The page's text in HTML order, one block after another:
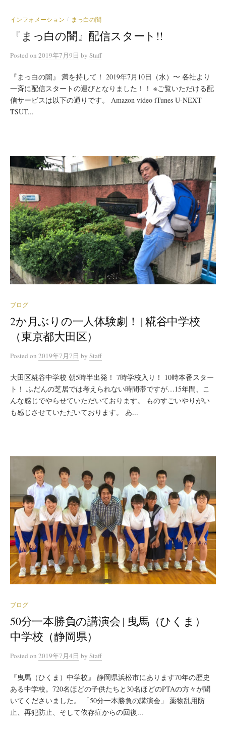
インフォメーション / まっ白の闇
『まっ白の闇』配信スタート!!
Posted on 2019年7月9日 by Staff
『まっ白の闇』 満を持して！ 2019年7月10日（水）〜 各社より
一斉に配信スタートの運びとなりました！！ ※ご覧いただける配
信サービスは以下の通りです。 Amazon video iTunes U-NEXT
TSUT...
ブログ
2か月ぶりの一人体験劇！ | 糀谷中学校
（東京都大田区）
Posted on 2019年7月7日 by Staff
大田区糀谷中学校 朝5時半出発！ 7時学校入り！ 10時本番スター
ト！ ふだんの芝居では考えられない時間帯ですが…15年間、こ
んな感じでやらせていただいております。 ものすごいやりがい
も感じさせていただいております。 あ...
ブログ
50分一本勝負の講演会 | 曳馬（ひくま）
中学校（静岡県）
Posted on 2019年7月4日 by Staff
『曳馬（ひくま）中学校』 静岡県浜松市にあります70年の歴史
ある中学校。720名ほどの子供たちと30名ほどのPTAの方々が聞
いてくださいました。 「50分一本勝負の講演会」 薬物乱用防
止、再犯防止、そして依存症からの回復...